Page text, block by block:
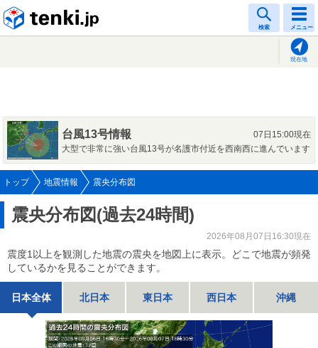
検索 メニュー
現在地
台風13号情報
07日15:00現在
大型で非常に強い台風13号が名護市付近を西南西に進んでいます
トップ 地震情報 震央分布図
震央分布図(過去24時間)
2026年08月07日16:30現在
震度1以上を観測した地震の震央を地図上に表示。どこで地震が頻発
しているかを見ることができます。
日本全体 北日本 東日本 西日本 沖縄